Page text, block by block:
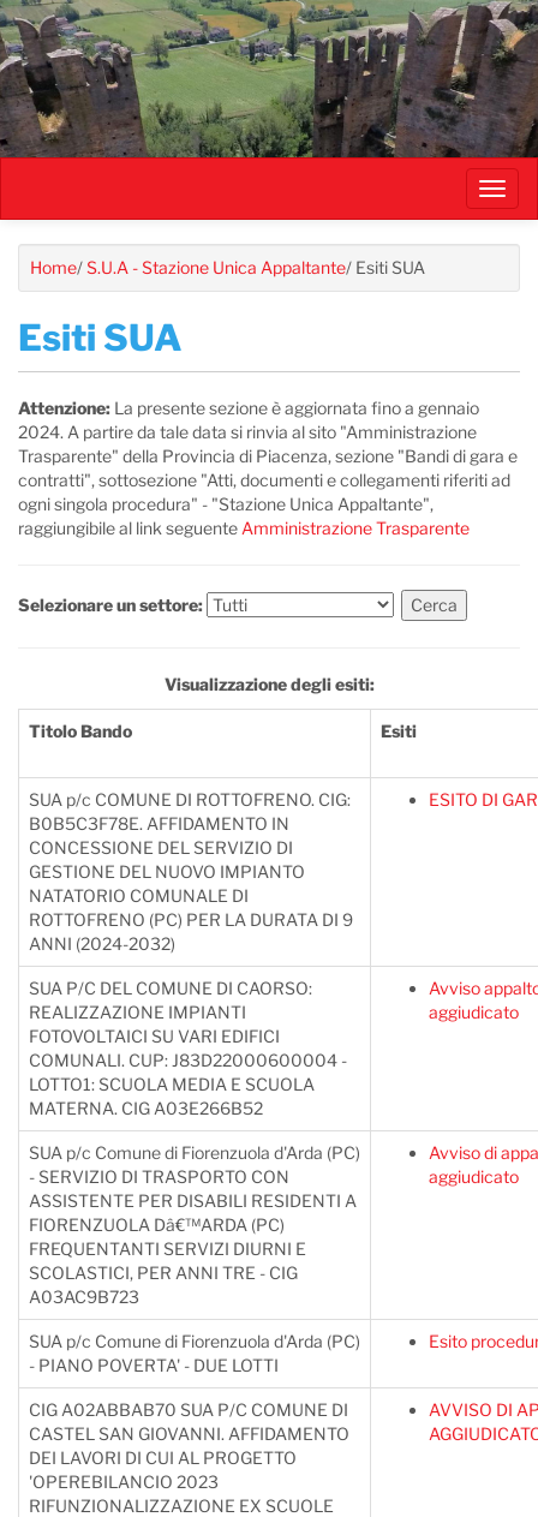
Salta
al
contenuto
principale
Home/S.U.A - Stazione Unica Appaltante/ Esiti SUA
Esiti SUA
Attenzione: La presente sezione è aggiornata fino a gennaio
2024. A partire da tale data si rinvia al sito "Amministrazione
Trasparente" della Provincia di Piacenza, sezione "Bandi di gara e
contratti", sottosezione "Atti, documenti e collegamenti riferiti ad
ogni singola procedura" - "Stazione Unica Appaltante",
raggiungibile al link seguente Amministrazione Trasparente
Selezionare un settore:
Visualizzazione degli esiti:
Titolo Bando Esiti
SUA p/c COMUNE DI ROTTOFRENO. CIG:
B0B5C3F78E. AFFIDAMENTO IN
CONCESSIONE DEL SERVIZIO DI
GESTIONE DEL NUOVO IMPIANTO
NATATORIO COMUNALE DI
ROTTOFRENO (PC) PER LA DURATA DI 9
ANNI (2024-2032)
ESITO DI
SUA P/C DEL COMUNE DI CAORSO:
REALIZZAZIONE IMPIANTI
FOTOVOLTAICI SU VARI EDIFICI
COMUNALI. CUP: J83D22000600004 -
LOTTO1: SCUOLA MEDIA E SCUOLA
MATERNA. CIG A03E266B52
Avviso
aggiudicato
SUA p/c Comune di Fiorenzuola d'Arda (PC)
- SERVIZIO DI TRASPORTO CON
ASSISTENTE PER DISABILI RESIDENTI A
FIORENZUOLA Dâ€™ARDA (PC)
FREQUENTANTI SERVIZI DIURNI E
SCOLASTICI, PER ANNI TRE - CIG
A03AC9B723
Avviso di
aggiudicato
SUA p/c Comune di Fiorenzuola d'Arda (PC)
- PIANO POVERTA' - DUE LOTTI
Esito
CIG A02ABBAB70 SUA P/C COMUNE DI
CASTEL SAN GIOVANNI. AFFIDAMENTO
DEI LAVORI DI CUI AL PROGETTO
'OPEREBILANCIO 2023
RIFUNZIONALIZZAZIONE EX SCUOLE
AVVISO DI